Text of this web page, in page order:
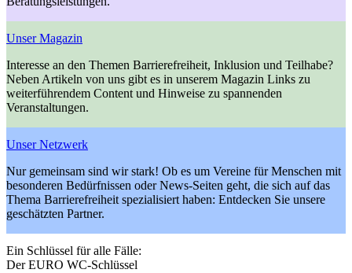
Unser Magazin
Interesse an den Themen Barrierefreiheit, Inklusion und Teilhabe?
Neben Artikeln von uns gibt es in unserem Magazin Links zu
weiterführendem Content und Hinweise zu spannenden
Veranstaltungen.
Unser Netzwerk
Nur gemeinsam sind wir stark! Ob es um Vereine für Menschen mit
besonderen Bedürfnissen oder News-Seiten geht, die sich auf das
Thema Barrierefreiheit spezialisiert haben: Entdecken Sie unsere
geschätzten Partner.
Ein Schlüssel für alle Fälle:
Der EURO WC-Schlüssel